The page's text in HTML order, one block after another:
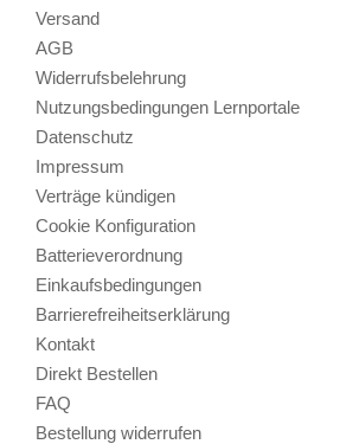
Versand
AGB
Widerrufsbelehrung
Nutzungsbedingungen Lernportale
Datenschutz
Impressum
Verträge kündigen
Cookie Konfiguration
Batterieverordnung
Einkaufsbedingungen
Barrierefreiheitserklärung
Kontakt
Direkt Bestellen
FAQ
Bestellung widerrufen